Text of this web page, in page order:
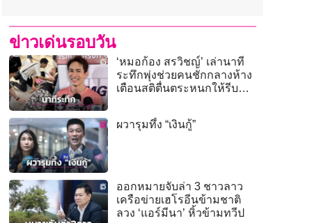
ข่าวเด่นรอบวัน
‘หมอก้อง สรวิชญ์’ เล่านาที
ระทึกพุ่งช่วยคนชักกลางห้าง
เตือนสติตื่นตระหนกให้รีบ
ผวารุมทึ้ง “เงินกู้”
ออกหมายจับล่า 3 ชาวลาว
เครือข่ายเฮโรอีนข้ามชาติ
ลวง ‘แอร์มีนา’ หิ้วข้ามทวีป